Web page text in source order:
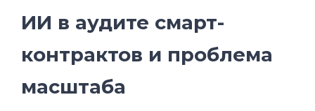
ИИ в аудите смарт-
контрактов и проблема
масштаба